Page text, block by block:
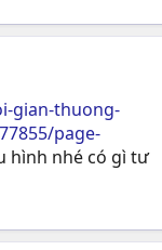
gian-thuong-
page-
hình nhé có gì tư